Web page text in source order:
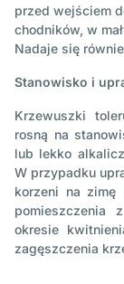
przed wejściem
chodników, w
Nadaje się
Stanowisko i
Krzewuszki
rosną na
lub lekko
W przypadku
korzeni na zimę
pomieszczenia
okresie
zagęszczenia